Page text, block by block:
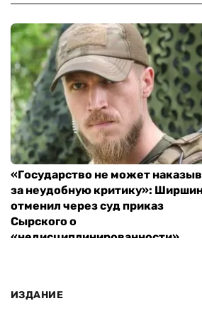
«Государство не может
за неудобную критику»:
отменил через суд приказ
Сырского о
«недисциплинированности»
ИЗДАНИЕ